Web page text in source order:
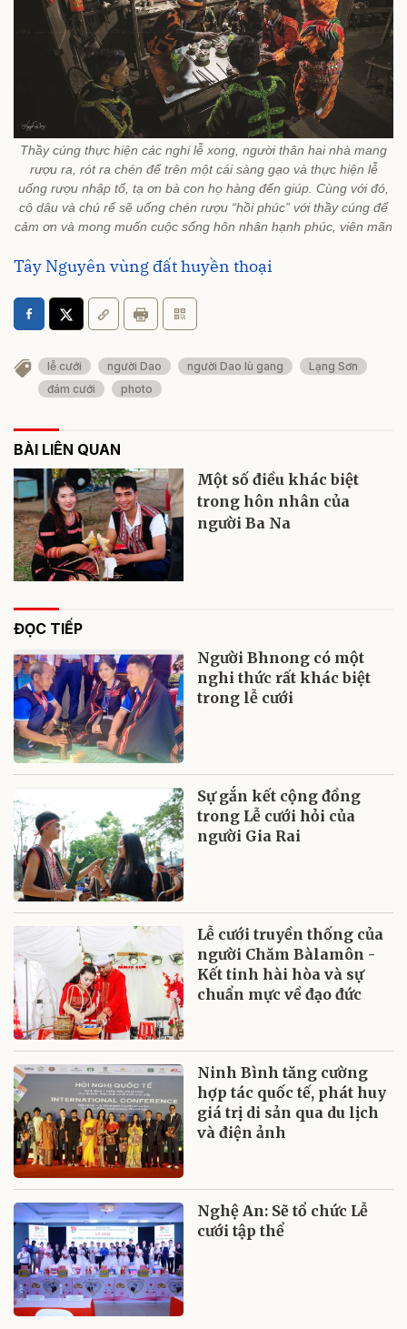
Thầy cúng thực hiện các nghi lễ xong, người thân hai nhà mang
rượu ra, rót ra chén để trên một cái sàng gạo và thực hiện lễ
uống rượu nhập tổ, tạ ơn bà con họ hàng đến giúp. Cùng với đó,
cô dâu và chú rể sẽ uống chén rượu “hồi phúc” với thầy cúng để
cảm ơn và mong muốn cuộc sống hôn nhân hạnh phúc, viên mãn
Tây Nguyên vùng đất huyền thoại
lễ cưới người Dao người Dao lù gang
Lạng Sơn
đám cưới
photo
BÀI LIÊN QUAN
Một số điều khác biệt
trong hôn nhân của
người Ba Na
ĐỌC TIẾP
Người Bhnong có một
nghi thức rất khác biệt
trong lễ cưới
Sự gắn kết cộng đồng
trong Lễ cưới hỏi của
người Gia Rai
Lễ cưới truyền thống của
người Chăm Bàlamôn -
Kết tinh hài hòa và sự
chuẩn mực về đạo đức
Ninh Bình tăng cường
hợp tác quốc tế, phát huy
giá trị di sản qua du lịch
và điện ảnh
Nghệ An: Sẽ tổ chức Lễ
cưới tập thể